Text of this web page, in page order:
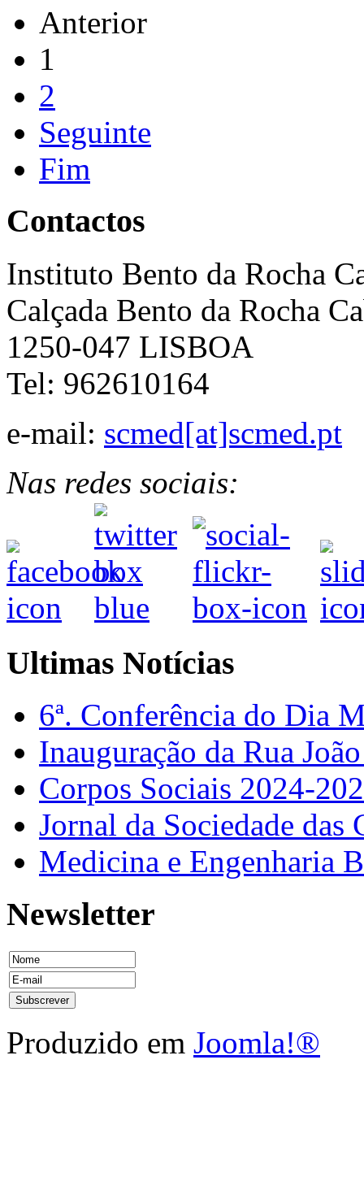
Anterior
1
2
Seguinte
Fim
Contactos
Instituto Bento da Rocha
Calçada Bento da Rocha
1250-047 LISBOA
Tel: 962610164
e-mail: scmed[at]scmed.pt
Nas redes sociais:
Ultimas Notícias
6ª. Conferência do Dia
Inauguração da Rua
Corpos Sociais 2024-
Jornal da Sociedade
Medicina e Engenharia
Newsletter
Produzido em Joomla!®